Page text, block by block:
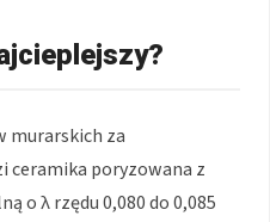
murarskich za
ceramika poryzowana z
o λ rzędu 0,080 do 0,085